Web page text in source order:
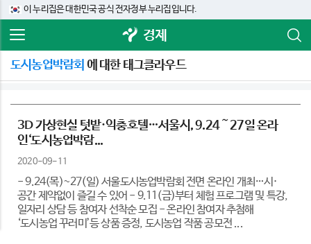
이 누리집은 대한민국 공식 전자정부 누리집입니다.
경제
도시농업박람회 에 대한 태그클라우드
3D 가상현실 텃밭·익충호텔…서울시, 9.24～27일 온라
인‘도시농업박람...
2020-09-11
- 9.24(목)~27(일) 서울도시농업박람회 전면 온라인 개최…시·
공간 제약없이 즐길 수 있어 - 9.11(금)부터 체험 프로그램 및 특강,
일자리 상담 등 참여자 선착순 모집 - 온라인 참여자 추첨해
‘도시농업 꾸러미’등 상품 증정, 도시농업 작품 공모전 ...